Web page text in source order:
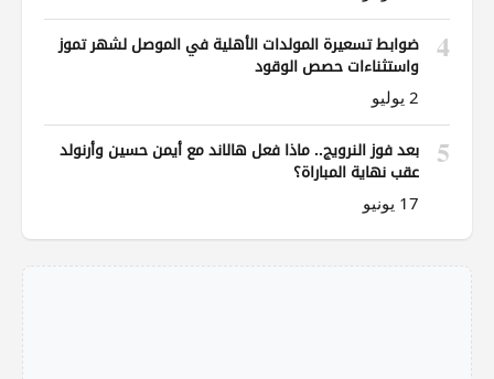
4
ضوابط تسعيرة المولدات الأهلية في الموصل لشهر تموز
واستثناءات حصص الوقود
2 يوليو
5
بعد فوز النرويج.. ماذا فعل هالاند مع أيمن حسين وأرنولد
عقب نهاية المباراة؟
17 يونيو